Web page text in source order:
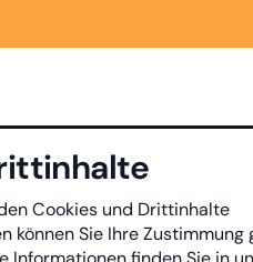
Cookies und Drittinhalte
können Sie Ihre Zustimmung